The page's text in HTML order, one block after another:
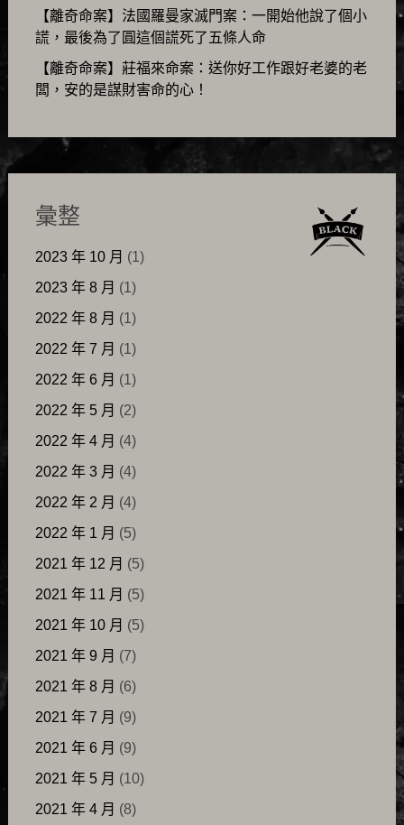
【離奇命案】法國羅曼家滅門案：一開始他說了個小
謊，最後為了圓這個謊死了五條人命
【離奇命案】莊福來命案：送你好工作跟好老婆的老
闆，安的是謀財害命的心！
彙整
2023 年 10 月 (1)
2023 年 8 月 (1)
2022 年 8 月 (1)
2022 年 7 月 (1)
2022 年 6 月 (1)
2022 年 5 月 (2)
2022 年 4 月 (4)
2022 年 3 月 (4)
2022 年 2 月 (4)
2022 年 1 月 (5)
2021 年 12 月 (5)
2021 年 11 月 (5)
2021 年 10 月 (5)
2021 年 9 月 (7)
2021 年 8 月 (6)
2021 年 7 月 (9)
2021 年 6 月 (9)
2021 年 5 月 (10)
2021 年 4 月 (8)